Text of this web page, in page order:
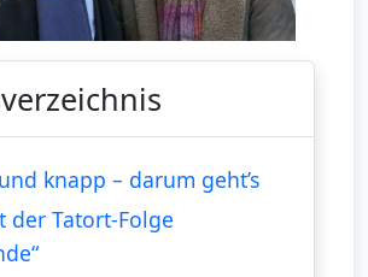
knapp – darum geht’s
der Tatort-Folge